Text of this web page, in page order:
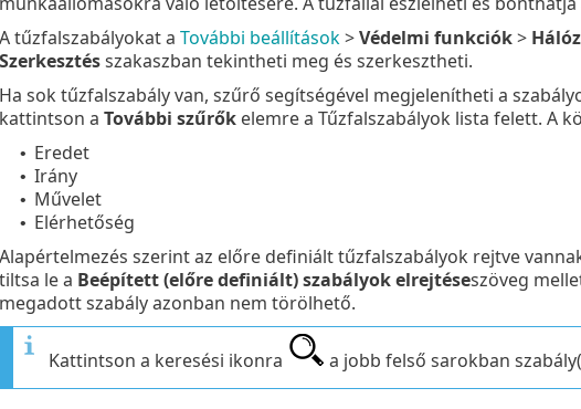
A tűzfalszabályokat a További beállítások>Védelmi funkciók>
Szerkesztésszakaszban tekintheti meg és szerkesztheti.
Ha sok tűzfalszabály van, szűrő segítségével megjelenítheti a
kattintson a További szűrőkelemre a Tűzfalszabályok lista felett. A
• Eredet
• Irány
• Művelet
• Elérhetőség
Alapértelmezés szerint az előre definiált tűzfalszabályok rejtve
tiltsa le a Beépített (előre definiált) szabályok elrejtéseszöveg
megadott szabály azonban nem törölhető.
Kattintson a keresési ikonra a jobb felső sarokban